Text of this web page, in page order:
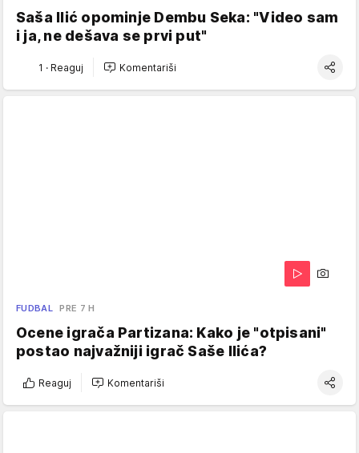
Saša Ilić opominje Dembu Seka: "Video sam
i ja, ne dešava se prvi put"
1 · Reaguj Komentariši
FUDBAL PRE 7 H
Ocene igrača Partizana: Kako je "otpisani"
postao najvažniji igrač Saše Ilića?
Reaguj Komentariši